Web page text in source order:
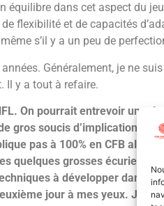
dans cet aspect du
flexibilité et de capacités
s’il y a un peu de
Généralement, je ne
Il y a tout à refaire.
On pourrait entrevoir un
gros soucis d’implication
pas à 100% en CFB alors
quelques grosses écuries
à développer dans
jour à mes yeux.